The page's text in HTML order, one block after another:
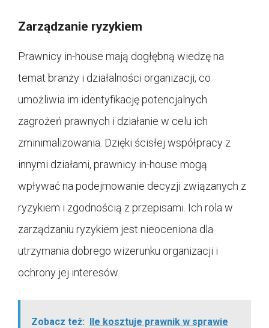
Zarządzanie ryzykiem
Prawnicy in-house mają dogłębną wiedzę na
temat branży i działalności organizacji, co
umożliwia im identyfikację potencjalnych
zagrożeń prawnych i działanie w celu ich
zminimalizowania. Dzięki ścisłej współpracy z
innymi działami, prawnicy in-house mogą
wpływać na podejmowanie decyzji związanych z
ryzykiem i zgodnością z przepisami. Ich rola w
zarządzaniu ryzykiem jest nieoceniona dla
utrzymania dobrego wizerunku organizacji i
ochrony jej interesów.
Zobacz też: Ile kosztuje prawnik w sprawie